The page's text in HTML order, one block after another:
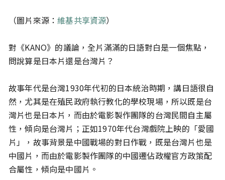
（圖片來源：維基共享資源）
對《KANO》的議論，全片滿滿的日語對白是一個焦點，
問說算是日本片還是台灣片？
故事年代是台灣1930年代初的日本統治時期，講日語很自
然，尤其是在殖民政府執行教化的學校現場，所以既是台
灣片也是日本片，而由於電影製作團隊的台灣民間自主屬
性，傾向是台灣片；正如1970年代台灣戲院上映的「愛國
片」，故事背景是中國戰場的對日作戰，既是台灣片也是
中國片，而由於電影製作團隊的中國遷佔政權官方政策配
合屬性，傾向是中國片。